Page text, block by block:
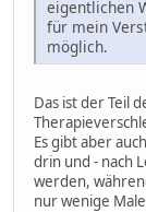
eigentlichen
für mein
möglich.
Das ist der Teil
Es gibt aber
drin und - nach
werden,
nur wenige